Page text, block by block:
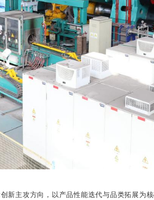
新主攻方向，以产品性能迭代与品类拓展为